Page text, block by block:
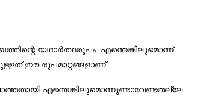
യഥാർത്ഥരൂപം. എന്തെങ്കിലുമൊന്ന്
ഈ രൂപമാറ്റങ്ങളാണ്‌.
എന്തെങ്കിലുമൊന്നുണ്ടാവേണ്ടതല്ലേ